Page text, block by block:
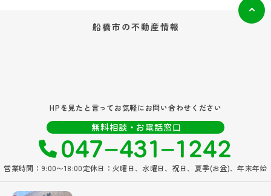
船橋市の不動産情報
HPを見たと言ってお気軽にお問い合わせください
無料相談・お電話窓口
047‐431‐1242
営業時間：9:00〜18:00定休日：火曜日、水曜日、祝日、夏季(お盆)、年末年始